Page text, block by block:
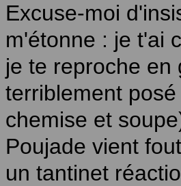
Excuse-moi
m'étonne : je t'ai
je te reproche en
terriblement
chemise et
Poujade vient
un tantinet